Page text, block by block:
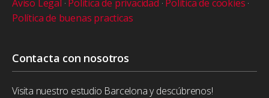
Aviso Legal · Política de privacidad · Política de cookies ·
Política de buenas practicas
Contacta con nosotros
Visita nuestro estudio Barcelona y descúbrenos!